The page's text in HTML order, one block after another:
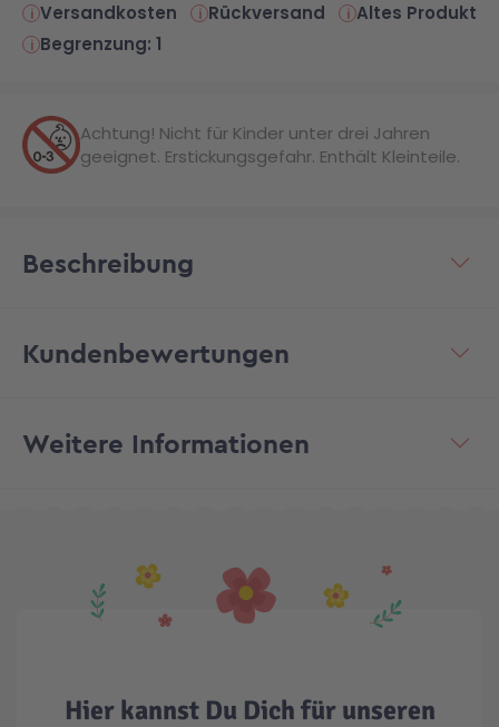
Versandkosten Rückversand
Altes Produkt
Begrenzung: 1
Achtung! Nicht für Kinder unter drei Jahren
geeignet. Erstickungsgefahr. Enthält Kleinteile.
Beschreibung
Kundenbewertungen
Weitere Informationen
Hier kannst Du Dich für unseren